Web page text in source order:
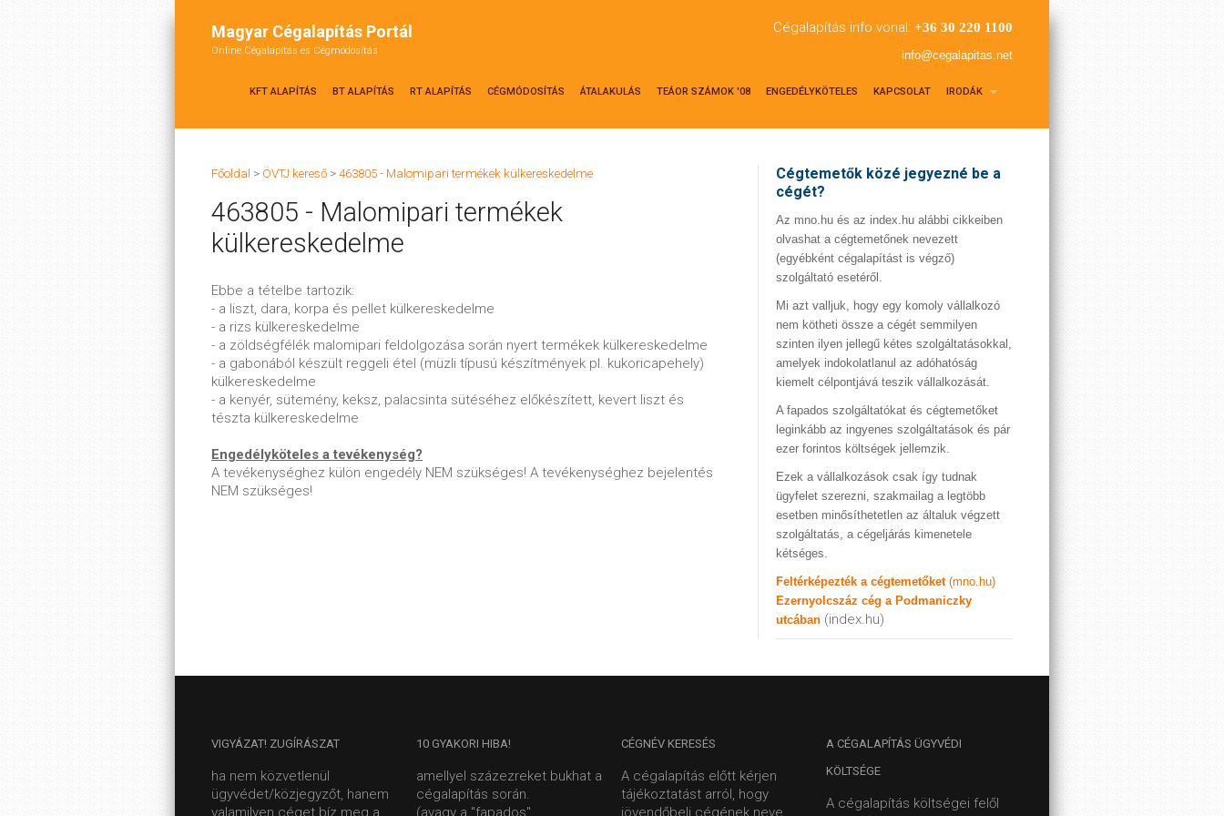
Magyar Cégalapítás Portál
Online Cégalapítás és Cégmódosítás
Cégalapítás info vonal: +36 30 220 1100
info@cegalapitas.net
KFT ALAPÍTÁS BT ALAPÍTÁS RT ALAPÍTÁS CÉGMÓDOSÍTÁS ÁTALAKULÁS TEÁOR SZÁMOK '08 ENGEDÉLYKÖTELES KAPCSOLAT IRODÁK
Főoldal > ÖVTJ kereső > 463805 - Malomipari termékek külkereskedelme
463805 - Malomipari termékek
külkereskedelme
Ebbe a tételbe tartozik:
- a liszt, dara, korpa és pellet külkereskedelme
- a rizs külkereskedelme
- a zöldségfélék malomipari feldolgozása során nyert termékek külkereskedelme
- a gabonából készült reggeli étel (müzli típusú készítmények pl. kukoricapehely)
külkereskedelme
- a kenyér, sütemény, keksz, palacsinta sütéséhez előkészített, kevert liszt és
tészta külkereskedelme
Engedélyköteles a tevékenység?
A tevékenységhez külön engedély NEM szükséges! A tevékenységhez bejelentés
NEM szükséges!
Cégtemetők közé jegyezné be a
cégét?
Az mno.hu és az index.hu alábbi cikkeiben
olvashat a cégtemetőnek nevezett
(egyébként cégalapítást is végző)
szolgáltató esetéről.
Mi azt valljuk, hogy egy komoly vállalkozó
nem kötheti össze a cégét semmilyen
szinten ilyen jellegű kétes szolgáltatásokkal,
amelyek indokolatlanul az adóhatóság
kiemelt célpontjává teszik vállalkozását.
A fapados szolgáltatókat és cégtemetőket
leginkább az ingyenes szolgáltatások és pár
ezer forintos költségek jellemzik.
Ezek a vállalkozások csak így tudnak
ügyfelet szerezni, szakmailag a legtöbb
esetben minősíthetetlen az általuk végzett
szolgáltatás, a cégeljárás kimenetele
kétséges.
Feltérképezték a cégtemetőket (mno.hu)
Ezernyolcszáz cég a Podmaniczky
utcában (index.hu)
VIGYÁZAT! ZUGÍRÁSZAT
ha nem közvetlenül
ügyvédet/közjegyzőt, hanem
valamilyen céget bíz meg a
10 GYAKORI HIBA!
amellyel százezreket bukhat a
cégalapítás során.
(avagy a "fapados"
CÉGNÉV KERESÉS
A cégalapítás előtt kérjen
tájékoztatást arról, hogy
jövendőbeli cégének neve
A CÉGALAPÍTÁS ÜGYVÉDI
KÖLTSÉGE
A cégalapítás költségei felől